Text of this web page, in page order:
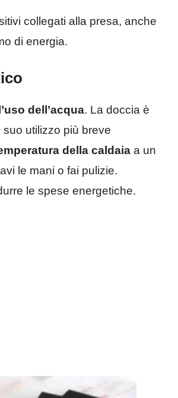
collegati alla presa, anche
di energia.
dell’acqua. La doccia è
utilizzo più breve
della caldaia a un
le mani o fai pulizie.
le spese energetiche.